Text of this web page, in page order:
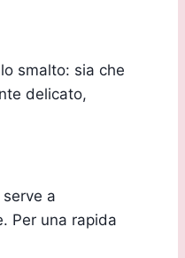
smalto: sia che
delicato,
a
Per una rapida